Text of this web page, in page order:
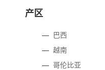
产区
— 巴西
—越南
—哥伦比亚